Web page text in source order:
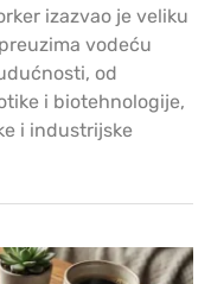
izazvao je veliku
vodeću
od
i biotehnologije,
i industrijske